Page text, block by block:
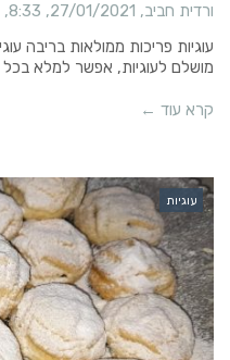
ורדית חביב 27/01/2021
8:33
עוגיות פריכות ממולאות בריבה
מושלם לעוגיות, אפשר למלא
קרא עוד ←
עוגיות